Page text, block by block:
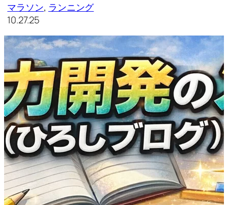
マラソン, ランニング
10.27.25